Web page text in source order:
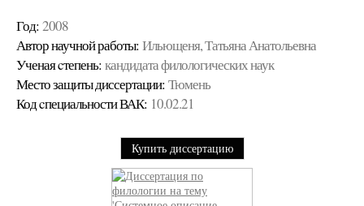
Год: 2008
Автор научной работы: Ильющеня, Татьяна Анатольевна
Ученая cтепень: кандидата филологических наук
Место защиты диссертации: Тюмень
Код cпециальности ВАК: 10.02.21
Купить диссертацию